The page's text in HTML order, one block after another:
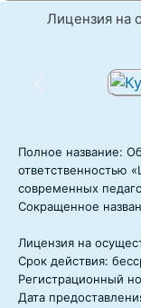
Лицензия на
Полное название:
ответственностью
современных
Сокращенное
Лицензия на
Срок действия:
Регистрационный
Дата